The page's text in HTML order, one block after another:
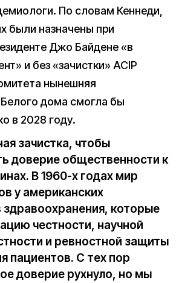
По словам Кеннеди,
были назначены при
Джо Байдене «в
и без «зачистки» ACIP
нынешняя
дома смогла бы
в 2028 году.
зачистка, чтобы
доверие общественности к
В 1960-х годах мир
у американских
здравоохранения, которые
честности, научной
и ревностной защиты
пациентов. С тех пор
доверие рухнуло, но мы